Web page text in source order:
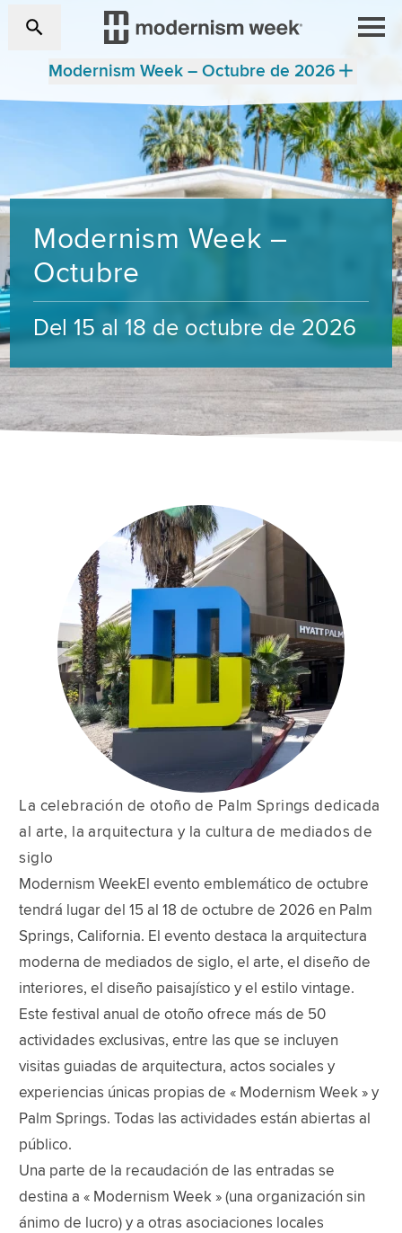
Modernism Week – Octubre de 2026
Modernism Week –
Octubre
Del 15 al 18 de octubre de 2026
La celebración de otoño de Palm Springs dedicada
al arte, la arquitectura y la cultura de mediados de
siglo
Modernism WeekEl evento emblemático de octubre
tendrá lugar del 15 al 18 de octubre de 2026 en Palm
Springs, California. El evento destaca la arquitectura
moderna de mediados de siglo, el arte, el diseño de
interiores, el diseño paisajístico y el estilo vintage.
Este festival anual de otoño ofrece más de 50
actividades exclusivas, entre las que se incluyen
visitas guiadas de arquitectura, actos sociales y
experiencias únicas propias de « Modernism Week » y
Palm Springs. Todas las actividades están abiertas al
público.
Una parte de la recaudación de las entradas se
destina a « Modernism Week » (una organización sin
ánimo de lucro) y a otras asociaciones locales